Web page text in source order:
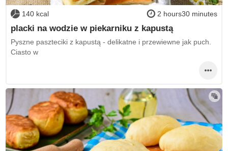
140 kcal 2 hours30 minutes
placki na wodzie w piekarniku z kapustą
Pyszne paszteciki z kapustą - delikatne i przewiewne jak puch.
Ciasto w